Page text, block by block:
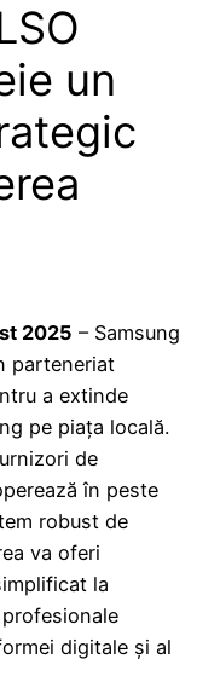
un
2025 – Samsung
parteneriat
a extinde
pe piața locală.
de
în peste
robust de
va oferi
la
digitale și al